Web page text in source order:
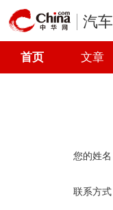
汽车
首页 文章
您的姓名
联系方式